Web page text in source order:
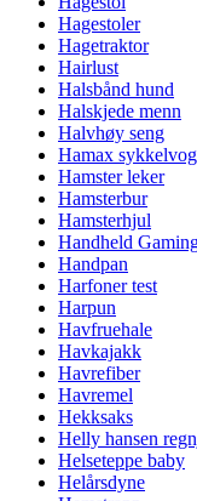
Hagestoler
Hagetraktor
Hairlust
Halsbånd hund
Halskjede menn
Halvhøy seng
Hamax
Hamster leker
Hamsterbur
Hamsterhjul
Handheld
Handpan
Harfoner test
Harpun
Havfruehale
Havkajakk
Havrefiber
Havremel
Hekksaks
Helly hansen
Helseteppe baby
Helårsdyne